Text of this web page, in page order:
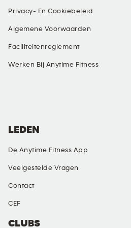
Privacy- En Cookiebeleid
Algemene Voorwaarden
Faciliteitenreglement
Werken Bij Anytime Fitness
CLUBS
LEDEN
De Anytime Fitness App
Veelgestelde Vragen
Contact
CEF